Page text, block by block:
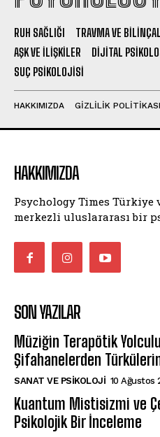
RUH SAĞLIĞI TRAVMA VE
AŞK VE İLIŞKILER
DIJITAL
SUÇ PSIKOLOJISI
HAKKIMIZDA GIZLILIK POLITIKASI
HAKKIMIZDA
Psychology Times
merkezli uluslararası bir
SON YAZILAR
Müziğin Terapötik
Şifahanelerden
SANAT VE PSIKOLOJI 10 Ağustos
Kuantum Mistisizmi ve
Psikolojik Bir İnceleme